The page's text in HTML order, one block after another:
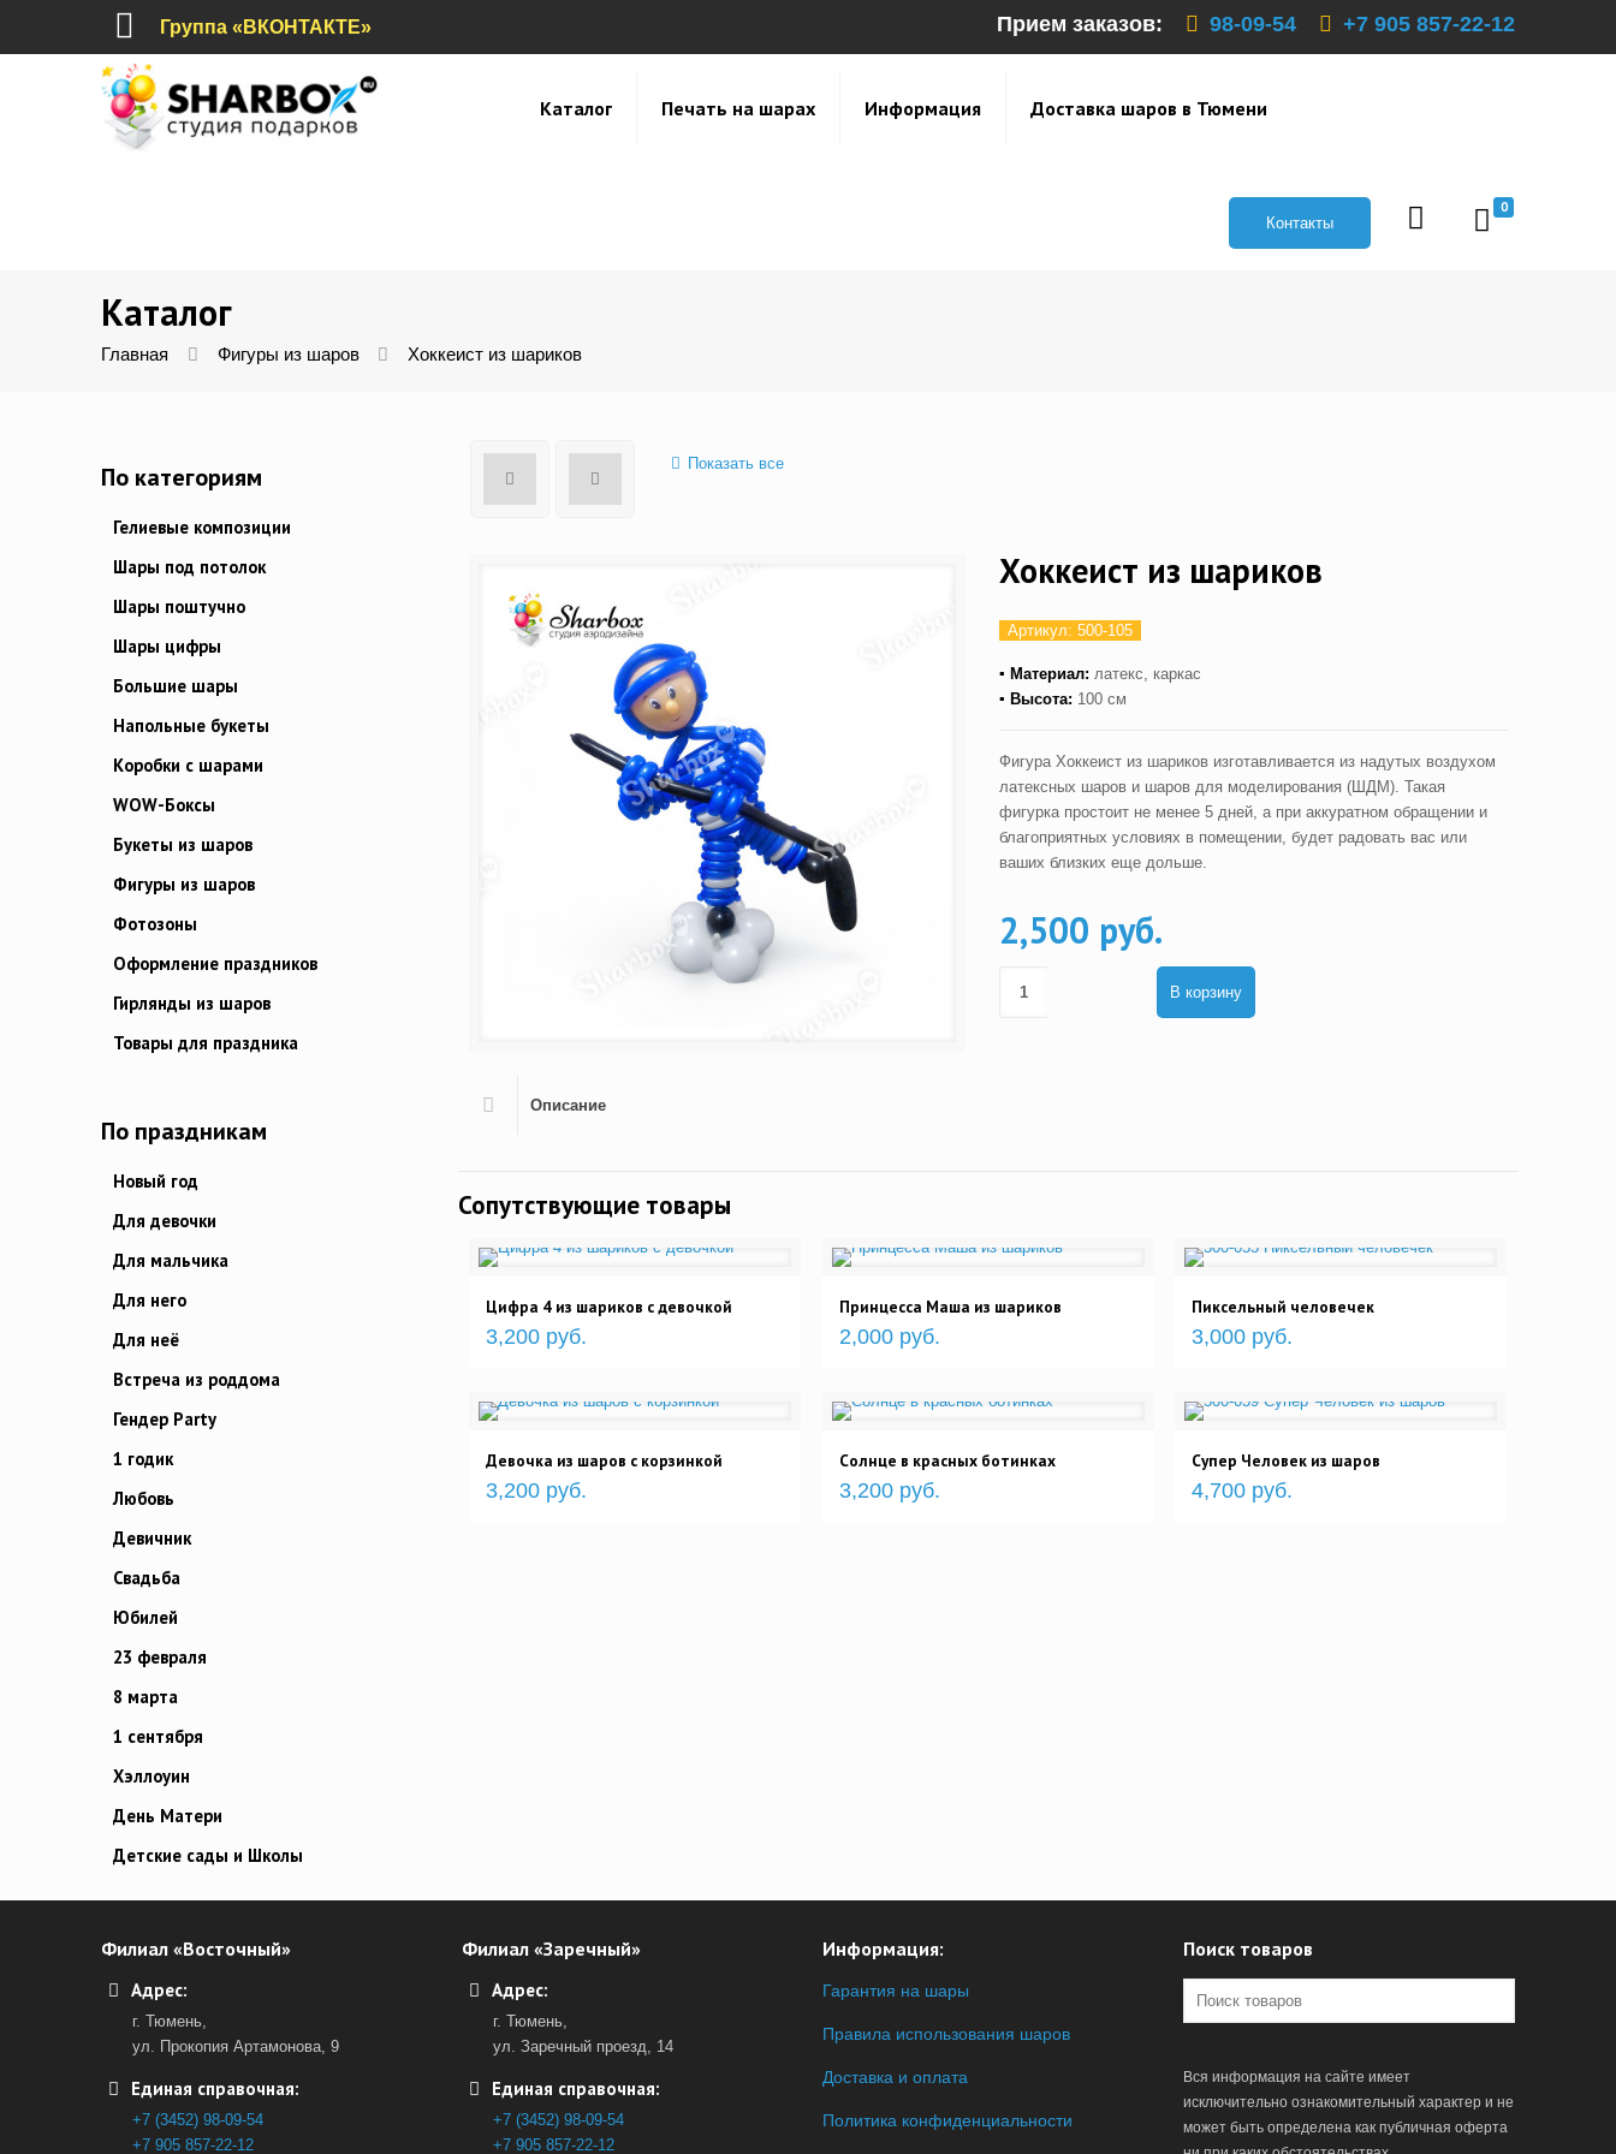
Прием заказов: 98-09-54 +7 905 857-22-12
Группа «ВКОНТАКТЕ»
Каталог Печать на шарах Информация Доставка шаров в Тюмени
0
Контакты
Каталог
Главная Фигуры из шаров Хоккеист из шариков
Показать все
Хоккеист из шариков
Артикул: 500-105
▪ Материал: латекс, каркас
▪ Высота: 100 см
Фигура Хоккеист из шариков изготавливается из надутых воздухом
латексных шаров и шаров для моделирования (ШДМ). Такая
фигурка простоит не менее 5 дней, а при аккуратном обращении и
благоприятных условиях в помещении, будет радовать вас или
ваших близких еще дольше.
2,500 руб.
В корзину
Описание
Сопутствующие товары
Цифра 4 из шариков с девочкой
3,200 руб.
Принцесса Маша из шариков
2,000 руб.
Пиксельный человечек
3,000 руб.
Девочка из шаров с корзинкой
3,200 руб.
Солнце в красных ботинках
3,200 руб.
Супер Человек из шаров
4,700 руб.
По категориям
Гелиевые композиции
Шары под потолок
Шары поштучно
Шары цифры
Большие шары
Напольные букеты
Коробки с шарами
WOW-Боксы
Букеты из шаров
Фигуры из шаров
Фотозоны
Оформление праздников
Гирлянды из шаров
Товары для праздника
По праздникам
Новый год
Для девочки
Для мальчика
Для него
Для неё
Встреча из роддома
Гендер Party
1 годик
Любовь
Девичник
Свадьба
Юбилей
23 февраля
8 марта
1 сентября
Хэллоуин
День Матери
Детские сады и Школы
Филиал «Восточный»
Адрес:
г. Тюмень,
ул. Прокопия Артамонова, 9
Единая справочная:
+7 (3452) 98-09-54
+7 905 857-22-12
Филиал «Заречный»
Адрес:
г. Тюмень,
ул. Заречный проезд, 14
Единая справочная:
+7 (3452) 98-09-54
+7 905 857-22-12
Информация:
Гарантия на шары
Правила использования шаров
Доставка и оплата
Политика конфиденциальности
Поиск товаров
Вся информация на сайте имеет
исключительно ознакомительный характер и не
может быть определена как публичная оферта